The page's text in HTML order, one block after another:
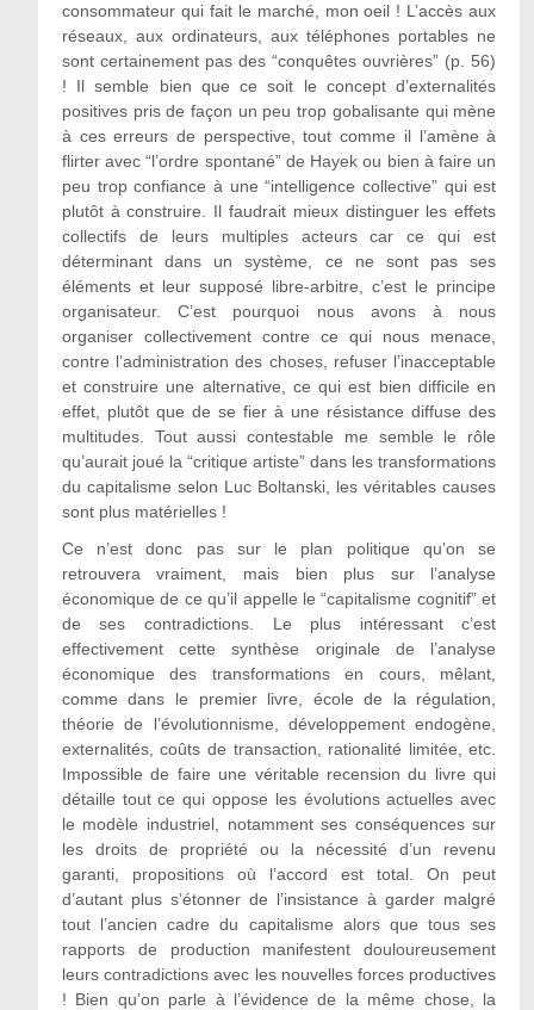
consommateur qui fait le marché, mon oeil ! L’accès aux
réseaux, aux ordinateurs, aux téléphones portables ne
sont certainement pas des “conquêtes ouvrières” (p. 56)
! Il semble bien que ce soit le concept d’externalités
positives pris de façon un peu trop gobalisante qui mène
à ces erreurs de perspective, tout comme il l’amène à
flirter avec “l’ordre spontané” de Hayek ou bien à faire un
peu trop confiance à une “intelligence collective” qui est
plutôt à construire. Il faudrait mieux distinguer les effets
collectifs de leurs multiples acteurs car ce qui est
déterminant dans un système, ce ne sont pas ses
éléments et leur supposé libre-arbitre, c’est le principe
organisateur. C’est pourquoi nous avons à nous
organiser collectivement contre ce qui nous menace,
contre l’administration des choses, refuser l’inacceptable
et construire une alternative, ce qui est bien difficile en
effet, plutôt que de se fier à une résistance diffuse des
multitudes. Tout aussi contestable me semble le rôle
qu’aurait joué la “critique artiste” dans les transformations
du capitalisme selon Luc Boltanski, les véritables causes
sont plus matérielles !
Ce n’est donc pas sur le plan politique qu’on se
retrouvera vraiment, mais bien plus sur l’analyse
économique de ce qu’il appelle le “capitalisme cognitif” et
de ses contradictions. Le plus intéressant c’est
effectivement cette synthèse originale de l’analyse
économique des transformations en cours, mêlant,
comme dans le premier livre, école de la régulation,
théorie de l’évolutionnisme, développement endogène,
externalités, coûts de transaction, rationalité limitée, etc.
Impossible de faire une véritable recension du livre qui
détaille tout ce qui oppose les évolutions actuelles avec
le modèle industriel, notamment ses conséquences sur
les droits de propriété ou la nécessité d’un revenu
garanti, propositions où l’accord est total. On peut
d’autant plus s’étonner de l’insistance à garder malgré
tout l’ancien cadre du capitalisme alors que tous ses
rapports de production manifestent douloureusement
leurs contradictions avec les nouvelles forces productives
! Bien qu’on parle à l’évidence de la même chose, la